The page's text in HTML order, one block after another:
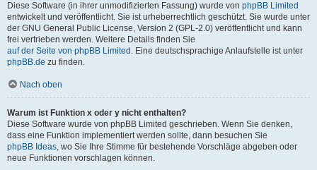
Diese Software (in ihrer unmodifizierten Fassung) wurde von phpBB Limited
entwickelt und veröffentlicht. Sie ist urheberrechtlich geschützt. Sie wurde unter
der GNU General Public License, Version 2 (GPL-2.0) veröffentlicht und kann
frei vertrieben werden. Weitere Details finden Sie
auf der Seite von phpBB Limited . Eine deutschsprachige Anlaufstelle ist unter
phpBB.de zu finden.
Nach oben
Warum ist Funktion x oder y nicht enthalten?
Diese Software wurde von phpBB Limited geschrieben. Wenn Sie denken,
dass eine Funktion implementiert werden sollte, dann besuchen Sie
phpBB Ideas, wo Sie Ihre Stimme für bestehende Vorschläge abgeben oder
neue Funktionen vorschlagen können.